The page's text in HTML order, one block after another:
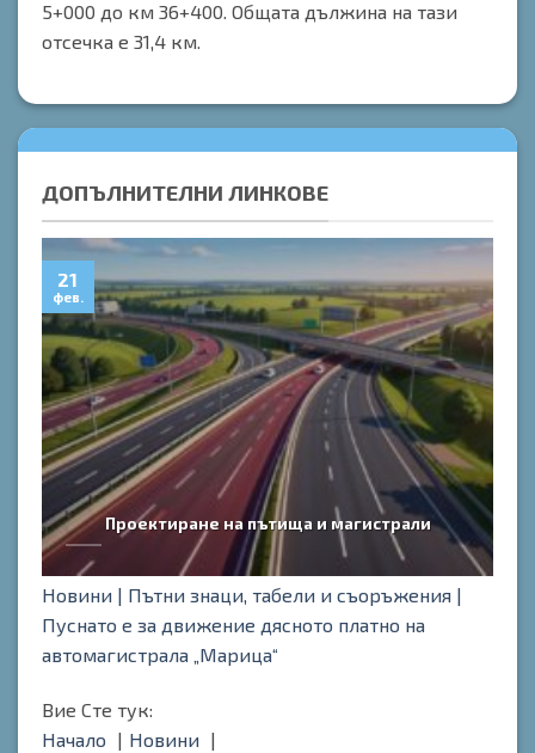
5+000 до км 36+400. Общата дължина на тази
отсечка е 31,4 км.
ДОПЪЛНИТЕЛНИ ЛИНКОВЕ
Проектиране на пътища и магистрали
21
фев.
Новини | Пътни знаци, табели и съоръжения |
Пуснато е за движение дясното платно на
автомагистрала „Марица“
Вие Сте тук:
Начало
Новини